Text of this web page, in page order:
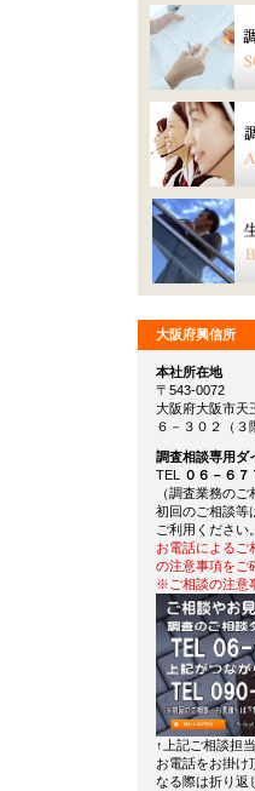
大阪府興信所
本社所在地
〒543-0072
大阪府大阪市天
６－３０２（３
調査相談専用ダ
TEL
０６－６７
（調査業務のご
初回のご相談等
ご利用ください。
お電話によるご
の注意事項をご
※ご相談の注意
↑上記ご相談担
お電話をお掛け
なる際は折り返